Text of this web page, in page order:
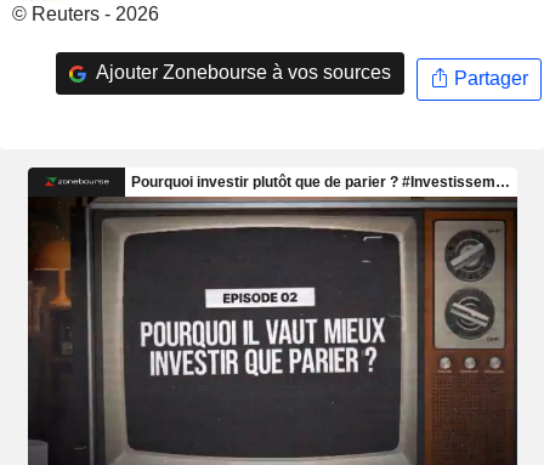
© Reuters - 2026
Ajouter Zonebourse à vos sources Partager